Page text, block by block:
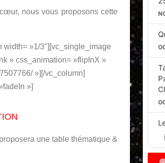
nous vous proposons cette
width= »1/3″][vc_single_image
» css_animation= »flipInX »
»][/vc_column]
»]
une table thématique &